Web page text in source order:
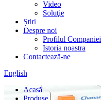
Video
Soluţie
Știri
Despre noi
Profilul Companiei
Istoria noastra
Contactează-ne
English
Acasă
Produse